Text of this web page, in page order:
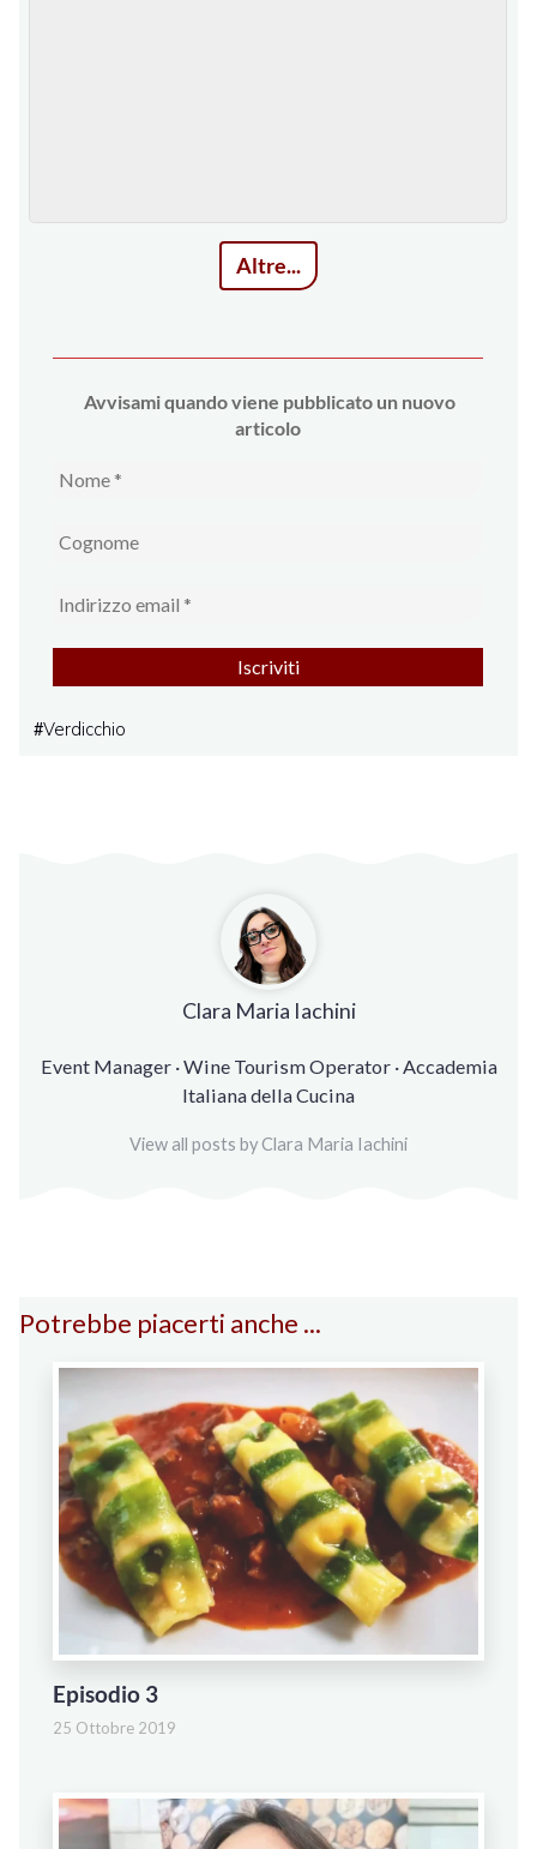
Altre...
Avvisami quando viene pubblicato un nuovo
articolo
#Verdicchio
Clara Maria Iachini
Event Manager · Wine Tourism Operator · Accademia
Italiana della Cucina
View all posts by Clara Maria Iachini
Potrebbe piacerti anche ...
Episodio 3
25 Ottobre 2019